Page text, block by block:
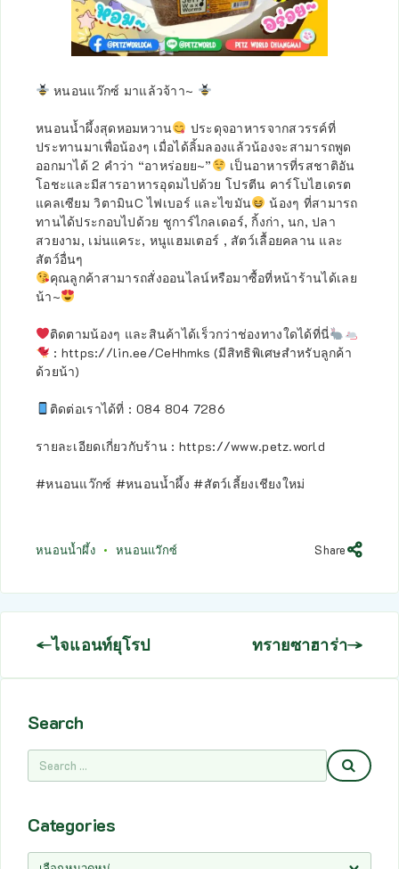
หนอนแว๊กซ์ มาแล้วจ้าา~
หนอนน้ำผึ้งสุดหอมหวาน
ประดุจอาหารจากสวรรค์ที่
ประทานมาเพื่อน้องๆ เมื่อได้ลิ้มลองแล้วน้องจะสามารถพูด
ออกมาได้ 2 คำว่า “อาหร่อยย~”
เป็นอาหารที่รสชาติอัน
โอชะและมีสารอาหารอุดมไปด้วย โปรตีน คาร์โบไฮเดรต
แคลเซียม วิตามินC ไฟเบอร์ และไขมัน
น้องๆ ที่สามารถ
ทานได้ประกอบไปด้วย ชูการ์ไกลเดอร์, กิ้งก่า, นก, ปลา
สวยงาม, เม่นแคระ, หนูแฮมเตอร์ , สัตว์เลื้อยคลาน และ
สัตว์อื่นๆ
คุณลูกค้าสามารถสั่งออนไลน์หรือมาซื้อที่หน้าร้านได้เลย
น้า~
ติดตามน้องๆ และสินค้าได้เร็วกว่าช่องทางใดได้ที่นี่
: https://lin.ee/CeHhmks (มีสิทธิพิเศษสำหรับลูกค้า
ด้วยน้า)
ติดต่อเราได้ที่ : 084 804 7286
รายละเอียดเกี่ยวกับร้าน : https://www.petz.world
#หนอนแว๊กซ์ #หนอนน้ำผึ้ง #สัตว์เลี้ยงเชียงใหม่
หนอนน้ำผึ้ง หนอนแว๊กซ์ Share
ไจแอนท์ยุโรป ทรายซาฮาร่า
Search
Categories